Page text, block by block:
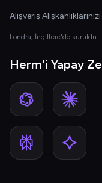
Alışveriş
Londra, İngiltere'de kuruldu
Herm'i Yapay